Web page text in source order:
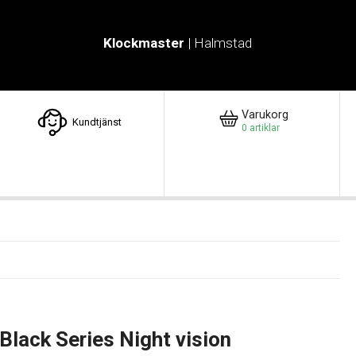
Klockmaster | Halmstad
Kundtjänst
Varukorg
0 artiklar
Series Night vision